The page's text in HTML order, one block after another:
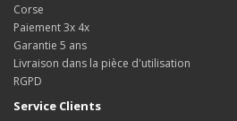
Corse
Paiement 3x 4x
Garantie 5 ans
Livraison dans la pièce d'utilisation
RGPD
Service Clients